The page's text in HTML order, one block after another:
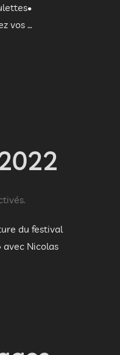
vos …
du festival
avec Nicolas